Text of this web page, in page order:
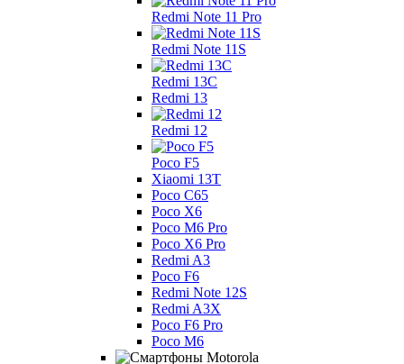
Redmi Note 11 Pro
Redmi Note 11S
Redmi 13C
Redmi 13
Redmi 12
Poco F5
Xiaomi 13T
Poco C65
Poco X6
Poco M6 Pro
Poco X6 Pro
Redmi A3
Poco F6
Redmi Note 12S
Redmi A3X
Poco F6 Pro
Poco M6